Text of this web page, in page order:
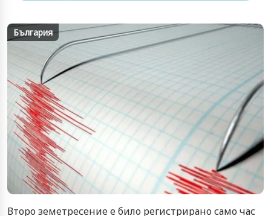
България
Второ земетресение е било регистрирано само час